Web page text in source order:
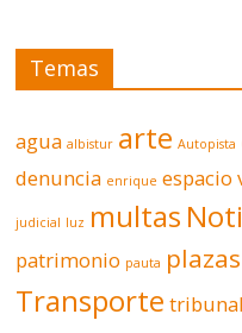
Temas
agua albistur arte Autopista
denuncia enrique espacio
judicial luz multas
patrimonio pauta plazas
Transporte